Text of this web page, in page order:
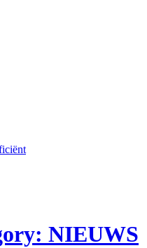
NIEUWS